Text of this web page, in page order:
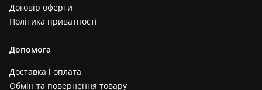
Договір оферти
Політика приватності
Допомога
Доставка і оплата
Обмін та повернення товару